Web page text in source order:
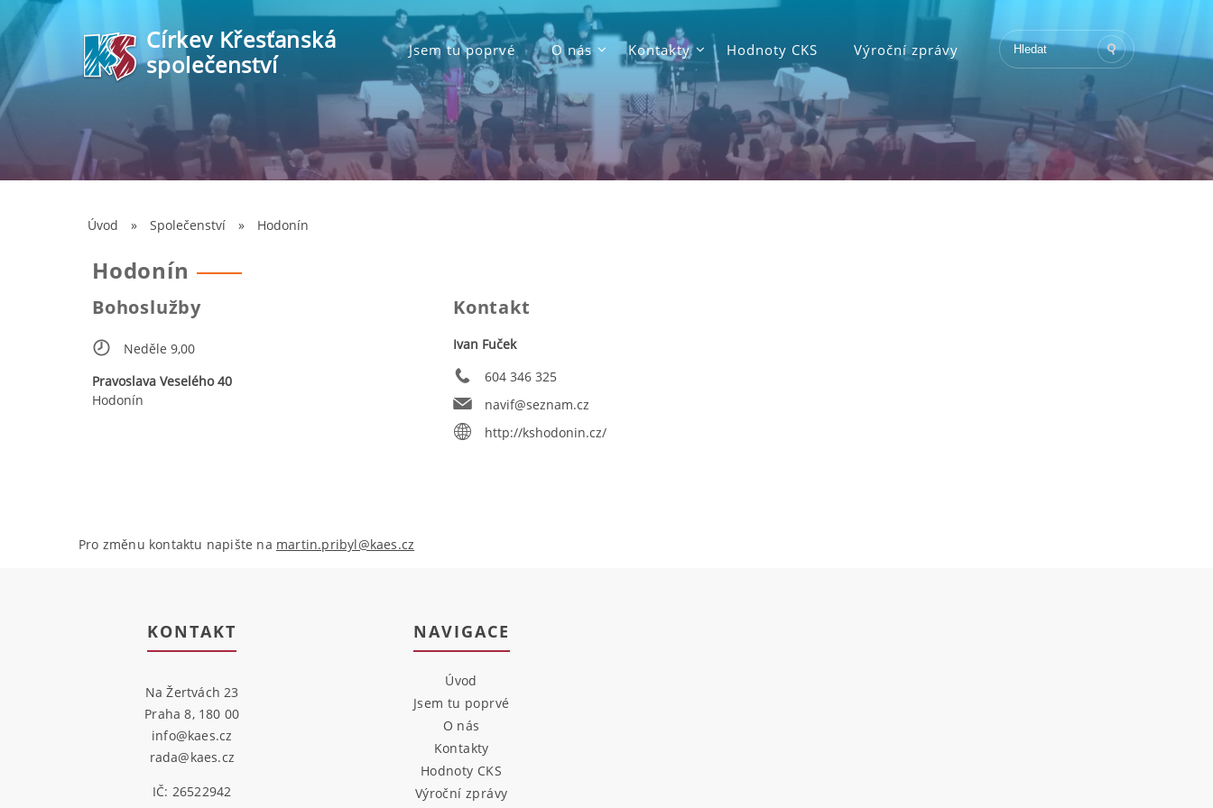
Církev Křesťanská
společenství
Jsem tu poprvé O nás Kontakty Hodnoty CKS Výroční zprávy
Úvod » Společenství » Hodonín
Hodonín
Bohoslužby
Neděle 9,00
Pravoslava Veselého 40
Hodonín
Kontakt
Ivan Fuček
604 346 325
navif@seznam.cz
http://kshodonin.cz/
Pro změnu kontaktu napište na martin.pribyl@kaes.cz
KONTAKT
Na Žertvách 23
Praha 8, 180 00
info@kaes.cz
rada@kaes.cz
IČ: 26522942
NAVIGACE
Úvod
Jsem tu poprvé
O nás
Kontakty
Hodnoty CKS
Výroční zprávy